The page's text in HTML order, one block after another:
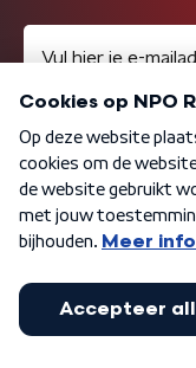
Algemene